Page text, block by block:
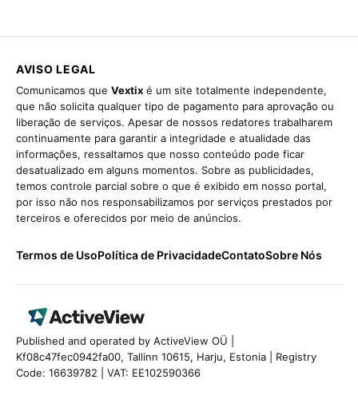
AVISO LEGAL
Comunicamos que Vextix é um site totalmente independente,
que não solicita qualquer tipo de pagamento para aprovação ou
liberação de serviços. Apesar de nossos redatores trabalharem
continuamente para garantir a integridade e atualidade das
informações, ressaltamos que nosso conteúdo pode ficar
desatualizado em alguns momentos. Sobre as publicidades,
temos controle parcial sobre o que é exibido em nosso portal,
por isso não nos responsabilizamos por serviços prestados por
terceiros e oferecidos por meio de anúncios.
Termos de UsoPolítica de PrivacidadeContatoSobre Nós
Published and operated by ActiveView OÜ |
Kf08c47fec0942fa00, Tallinn 10615, Harju, Estonia | Registry
Code: 16639782 | VAT: EE102590366